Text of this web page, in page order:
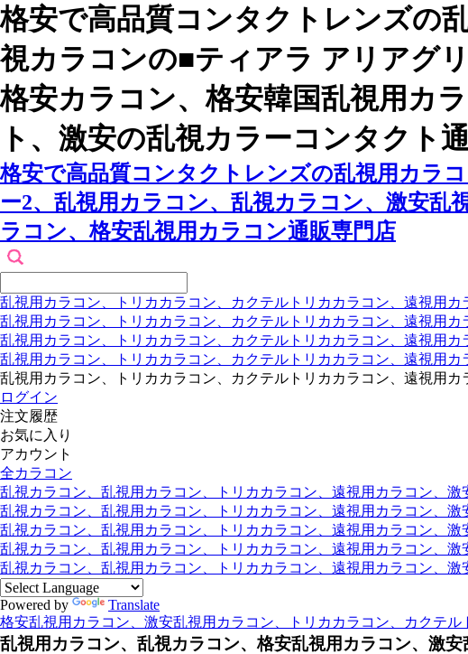
格安で高品質コンタクトレンズの
視カラコンの■ティアラ アリアグ
格安カラコン、格安韓国乱視用カ
ト、激安の乱視カラーコンタクト
格安で高品質コンタクトレンズの乱視用カラ
ー2、乱視用カラコン、乱視カラコン、激安
ラコン、格安乱視用カラコン通販専門店
乱視用カラコン、トリカカラコン、カクテルトリカカラコン、遠視用
乱視用カラコン、トリカカラコン、カクテルトリカカラコン、遠視用
乱視用カラコン、トリカカラコン、カクテルトリカカラコン、遠視用
乱視用カラコン、トリカカラコン、カクテルトリカカラコン、遠視用
乱視用カラコン、トリカカラコン、カクテルトリカカラコン、遠視用
ログイン
注文履歴
お気に入り
アカウント
全カラコン
乱視カラコン、乱視用カラコン、トリカカラコン、遠視用カラコン、
乱視カラコン、乱視用カラコン、トリカカラコン、遠視用カラコン、
乱視カラコン、乱視用カラコン、トリカカラコン、遠視用カラコン、
乱視カラコン、乱視用カラコン、トリカカラコン、遠視用カラコン、
乱視カラコン、乱視用カラコン、トリカカラコン、遠視用カラコン、
Powered by
Translate
格安乱視用カラコン、激安乱視用カラコン、トリカカラコン、カクテ
乱視用カラコン、乱視カラコン、格安乱視用カラコン、激